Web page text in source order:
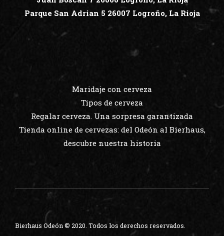
Parque San Adrian 5 26007 Logroño, La Rioja
Maridaje con cerveza
Tipos de cerveza
Regalar cerveza. Una sorpresa garantizada
Tienda online de cervezas: del Odeón al Bierhaus,
descubre nuestra historia
Bierhaus Odeón © 2020. Todos los derechos reservados.